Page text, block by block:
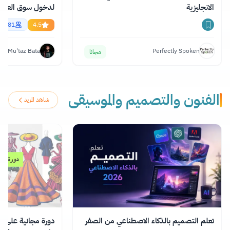
الانجليزية
Perfectly Spoken مجانا
English
4.5
Mu'taz Bata
الفنون والتصميم والموسيقى شاهد المزيد
تعلم التصميم بالذكاء الاصطناعي من الصفر
دورة مجانية على